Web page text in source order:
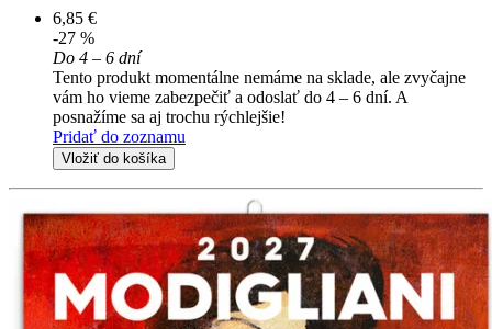
6,85 €
-27 %
Do 4 – 6 dní
Tento produkt momentálne nemáme na sklade, ale zvyčajne
vám ho vieme zabezpečiť a odoslať do 4 – 6 dní. A
posnažíme sa aj trochu rýchlejšie!
Pridať do zoznamu
Vložiť do košíka